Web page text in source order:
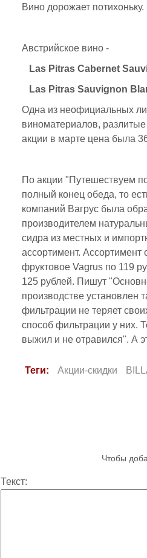
Вино дорожает
Австрийское вино -
Las Pitras Cabernet
Las Pitras Sauvignon
Одна из неофициальных
виноматериалов, разлитые
акции в марте цена была
По акции "Путешествуем
полный конец обеда, то
компаний Вагрус была
производителем
сидра из местных и
ассортимент. Ассортимент
фруктовое Vagrus по 119
125 рублей. Пишут
производстве установлен
фильтрации не теряет
способ фильтрации у них.
выжил и не отравился". А
Теги: Акции-скидки
Чтобы
Текст: